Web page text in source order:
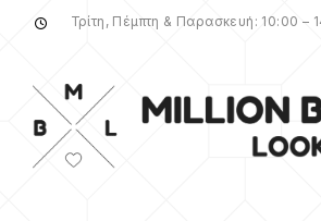
Τρίτη, Πέμπτη & Παρασκευή: 10:00 –